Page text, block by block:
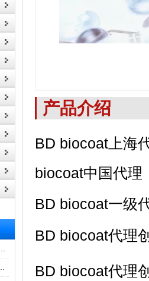
Spectrum膜赋能精密制造
主要包括以下几个方面
产品介绍
BD biocoat上
biocoat中国代
BD biocoat一级
BD biocoat代理
BD biocoat代理